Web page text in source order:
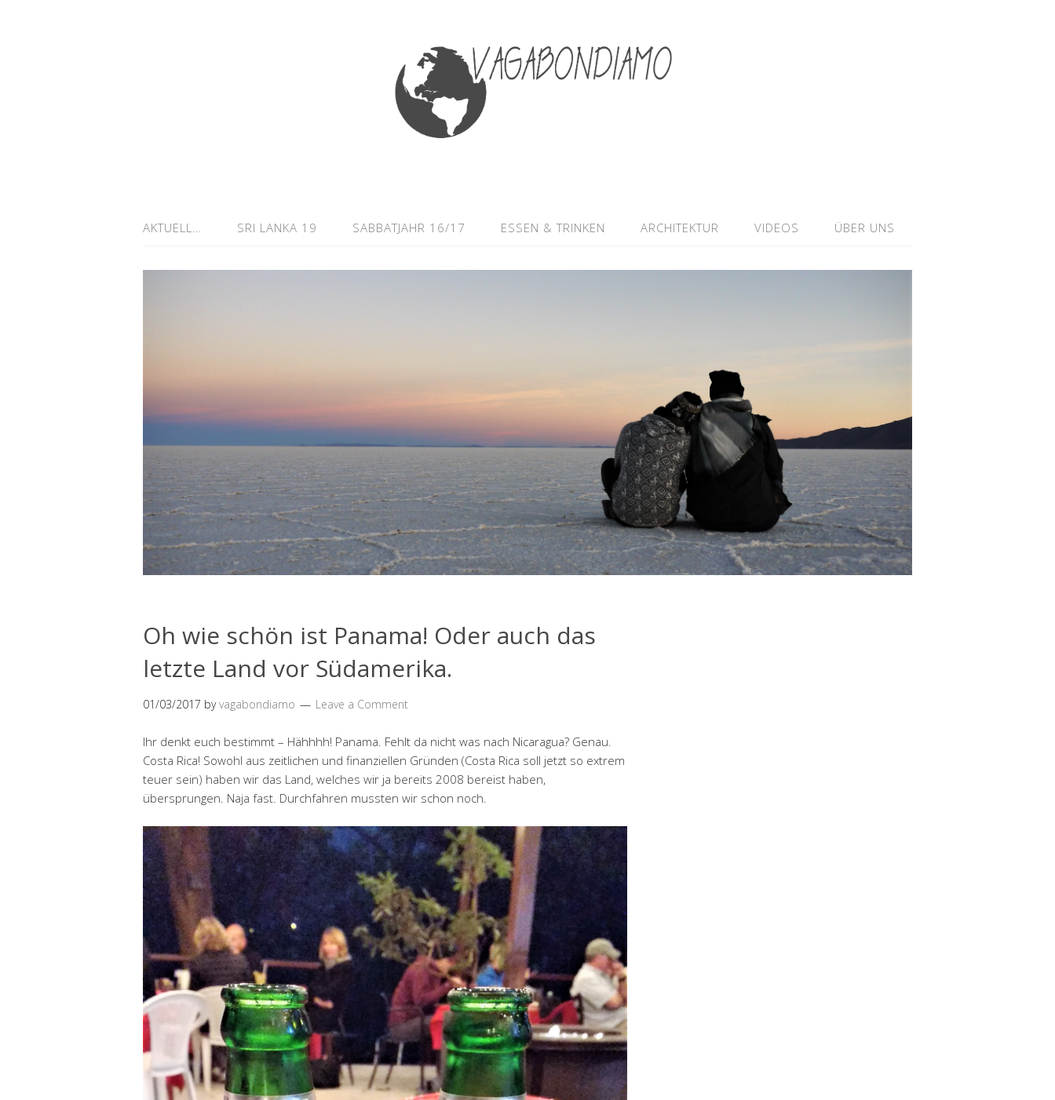
AKTUELL… SRI LANKA 19 SABBATJAHR 16/17 ESSEN & TRINKEN ARCHITEKTUR VIDEOS ÜBER UNS
Oh wie schön ist Panama! Oder auch das
letzte Land vor Südamerika.
01/03/2017 byvagabondiamo Leave a Comment
Ihr denkt euch bestimmt – Hähhhh! Panama. Fehlt da nicht was nach Nicaragua? Genau.
Costa Rica! Sowohl aus zeitlichen und finanziellen Gründen (Costa Rica soll jetzt so extrem
teuer sein) haben wir das Land, welches wir ja bereits 2008 bereist haben,
übersprungen. Naja fast. Durchfahren mussten wir schon noch.